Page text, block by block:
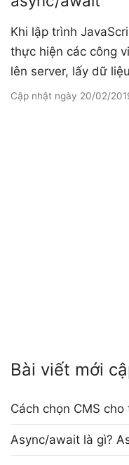
Khi lập trình
thực hiện các công
lên server, lấy dữ
Cập nhật ngày 20/02/
Bài viết mới
Cách chọn CMS
Async/await là gì?